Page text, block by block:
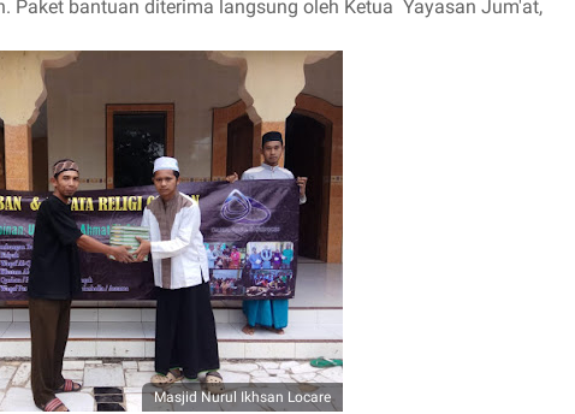
Paket bantuan diterima langsung oleh Ketua Yayasan Jum'at,
Masjid Nurul Ikhsan Locare